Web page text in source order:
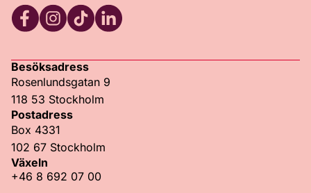
Besöksadress
Rosenlundsgatan 9
118 53 Stockholm
Postadress
Box 4331
102 67 Stockholm
Växeln
+46 8 692 07 00